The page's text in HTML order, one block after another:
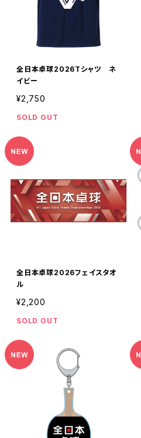
全日本卓球2026Tシャツ ネ
イビー
¥2,750
SOLD OUT
全日本卓球2026フェイスタオ
ル
¥2,200
SOLD OUT